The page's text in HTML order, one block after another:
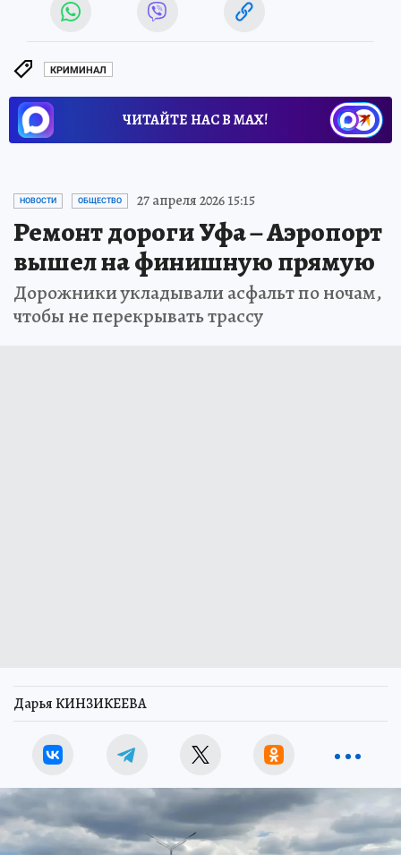
КРИМИНАЛ
ЧИТАЙТЕ НАС В МАХ!
НОВОСТИ ОБЩЕСТВО 27 апреля 2026 15:15
Ремонт дороги Уфа – Аэропорт
вышел на финишную прямую
Дорожники укладывали асфальт по ночам,
чтобы не перекрывать трассу
Дарья КИНЗИКЕЕВА